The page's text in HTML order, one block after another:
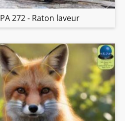
PA 272 - Raton laveur